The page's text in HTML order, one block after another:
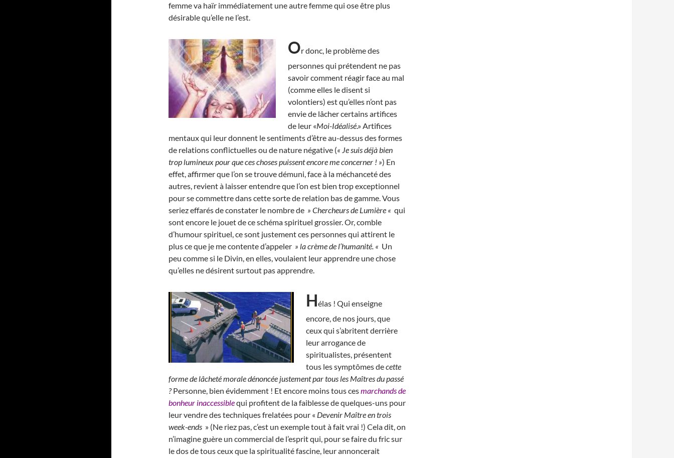
femme va haïr immédiatement une autre femme qui ose être plus
désirable qu’elle ne l’est.
Or donc, le problème des
personnes qui prétendent ne pas
savoir comment réagir face au mal
(comme elles le disent si
volontiers) est qu’elles n’ont pas
envie de lâcher certains artifices
de leur «Moi-Idéalisé.» Artifices
mentaux qui leur donnent le sentiments d’être au-dessus des formes
de relations conflictuelles ou de nature négative (« Je suis déjà bien
trop lumineux pour que ces choses puissent encore me concerner ! ») En
effet, affirmer que l’on se trouve démuni, face à la méchanceté des
autres, revient à laisser entendre que l’on est bien trop exceptionnel
pour se commettre dans cette sorte de relation bas de gamme. Vous
seriez effarés de constater le nombre de » Chercheurs de Lumière « qui
sont encore le jouet de ce schéma spirituel grossier. Or, comble
d’humour spirituel, ce sont justement ces personnes qui attirent le
plus ce que je me contente d’appeler » la crème de l’humanité. « Un
peu comme si le Divin, en elles, voulaient leur apprendre une chose
qu’elles ne désirent surtout pas apprendre.
Hélas ! Qui enseigne
encore, de nos jours, que
ceux qui s’abritent derrière
leur arrogance de
spiritualistes, présentent
tous les symptômes decette
forme de lâcheté morale dénoncée justement par tous les Maîtres du passé
?Personne, bien évidemment ! Et encore moins tous cesmarchands de
bonheur inaccessiblequi profitent de la faiblesse de quelques-uns pour
leur vendre des techniques frelatées pour « Devenir Maître en trois
week-ends » (Ne riez pas, c’est un exemple tout à fait vrai !) Cela dit, on
n’imagine guère un commercial de l’esprit qui, pour se faire du fric sur
le dos de tous ceux que la spiritualité fascine, leur annoncerait